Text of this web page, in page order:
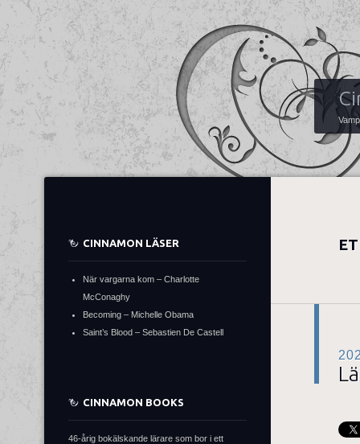
CINNAMON LÄSER
När vargarna kom – Charlotte
McConaghy
Becoming – Michelle Obama
Saint’s Blood – Sebastien De Castell
CINNAMON BOOKS
46-årig bokälskande lärare som bor i ett